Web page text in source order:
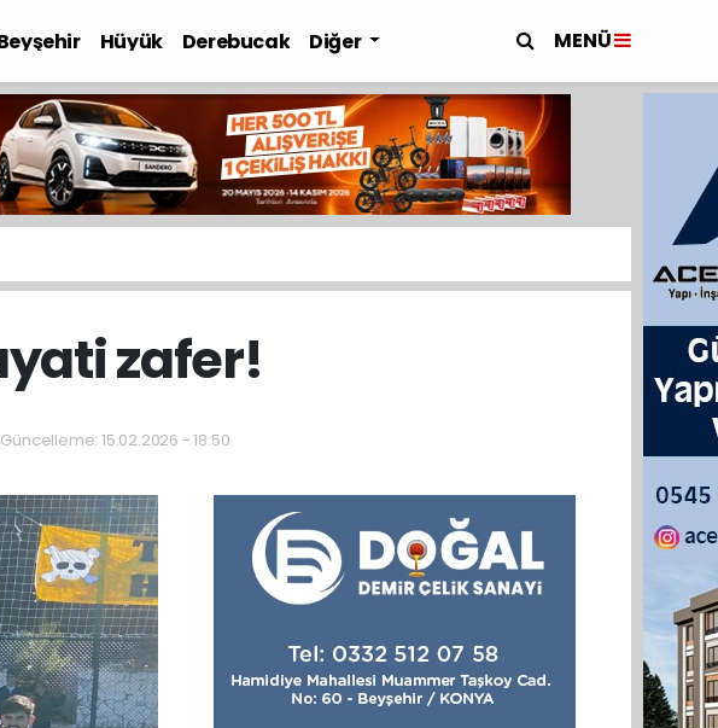
Hüyük Derebucak Diğer MENÜ
zafer!
15.02.2026 - 18:50